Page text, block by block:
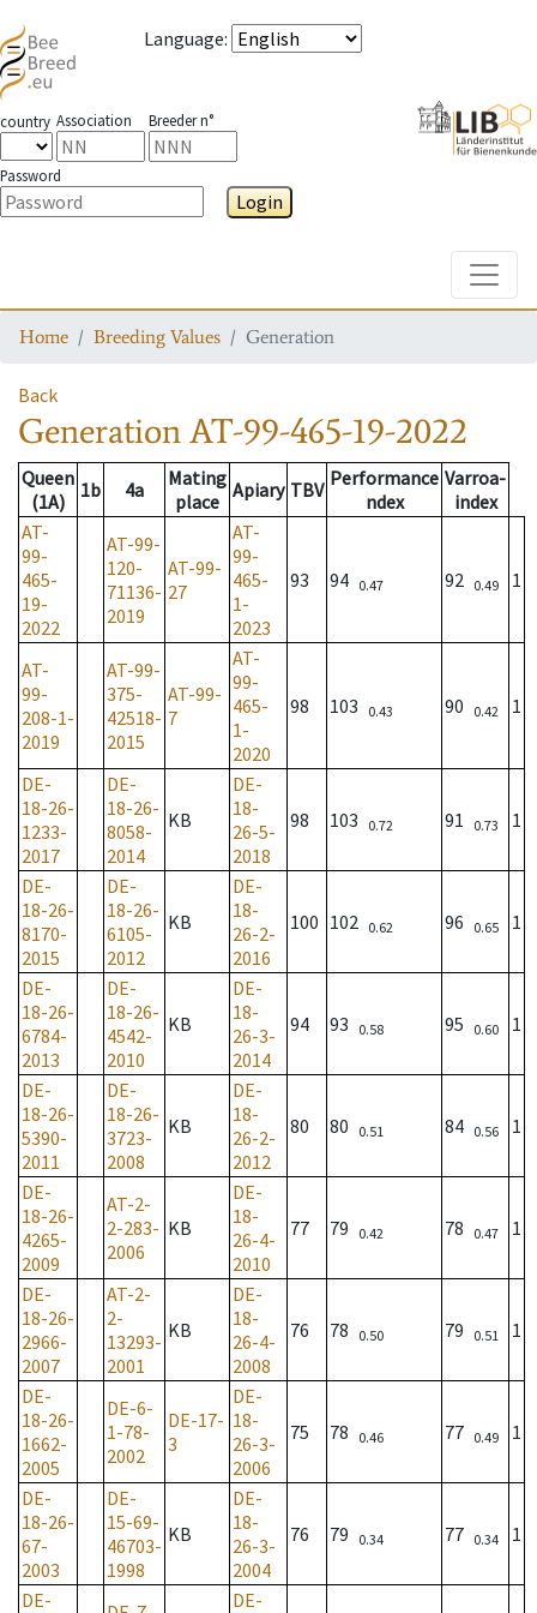
Language:
country Association Breeder n°
Password
Login
Home Breeding Values Generation
Back
GenerationAT-99-465-19-2022
Queen
(1A)
1b 4a
Mating
place Apiary TBV Performance
ndex
Varroa-
index
AT-
99-
465-
19-
2022
AT-99-
120-
71136-
2019
AT-99-
27
AT-
99-
465-
1-
2023
93 94 0.47 92 0.49 1
AT-
99-
208-1-
2019
AT-99-
375-
42518-
2015
AT-99-
7
AT-
99-
465-
1-
2020
98 103 0.43 90 0.42 1
DE-
18-26-
1233-
2017
DE-
18-26-
8058-
2014
KB
DE-
18-
26-5-
2018
98 103 0.72 91 0.73 1
DE-
18-26-
8170-
2015
DE-
18-26-
6105-
2012
KB
DE-
18-
26-2-
2016
100 102 0.62 96 0.65 1
DE-
18-26-
6784-
2013
DE-
18-26-
4542-
2010
KB
DE-
18-
26-3-
2014
94 93 0.58 95 0.60 1
DE-
18-26-
5390-
2011
DE-
18-26-
3723-
2008
KB
DE-
18-
26-2-
2012
80 80 0.51 84 0.56 1
DE-
18-26-
4265-
2009
AT-2-
2-283-
2006
KB
DE-
18-
26-4-
2010
77 79 0.42 78 0.47 1
DE-
18-26-
2966-
2007
AT-2-
2-
13293-
2001
KB
DE-
18-
26-4-
2008
76 78 0.50 79 0.51 1
DE-
18-26-
1662-
2005
DE-6-
1-78-
2002
DE-17-
3
DE-
18-
26-3-
2006
75 78 0.46 77 0.49 1
DE-
18-26-
67-
2003
DE-
15-69-
46703-
1998
KB
DE-
18-
26-3-
2004
76 79 0.34 77 0.34 1
DE-
DE-